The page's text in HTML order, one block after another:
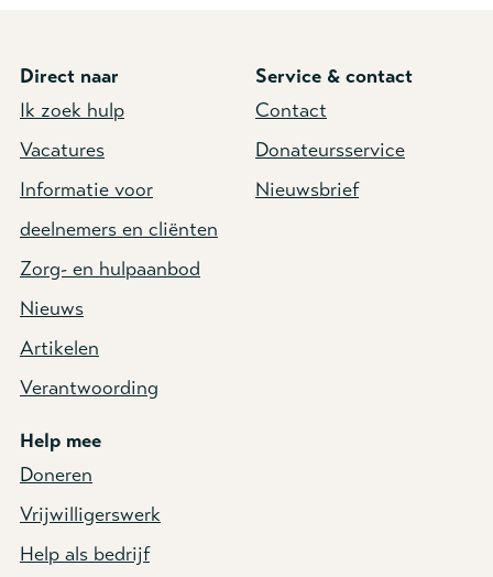
Direct naar
Ik zoek hulp
Vacatures
Informatie voor
deelnemers en cliënten
Zorg- en hulpaanbod
Nieuws
Artikelen
Verantwoording
Service & contact
Contact
Donateursservice
Nieuwsbrief
Help mee
Doneren
Vrijwilligerswerk
Help als bedrijf